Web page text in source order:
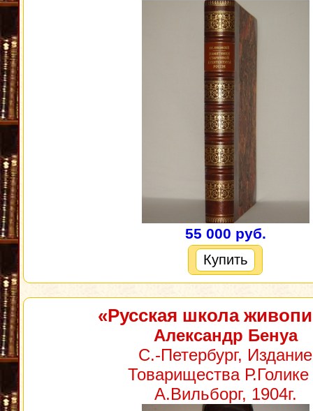
55 000 руб.
Купить
«Русская школа
Александр Бенуа
С.-Петербург, Издание
Товарищества Р.Голике
А.Вильборг, 1904г.